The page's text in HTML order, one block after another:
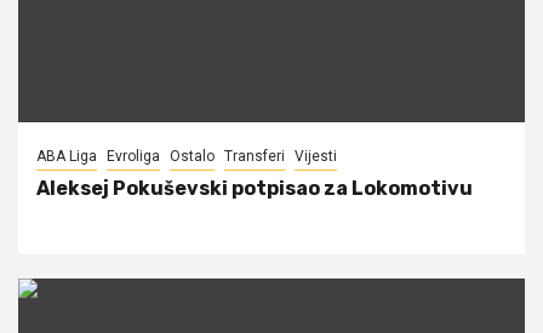
ABA Liga Evroliga Ostalo Transferi Vijesti
Aleksej Pokuševski potpisao za Lokomotivu